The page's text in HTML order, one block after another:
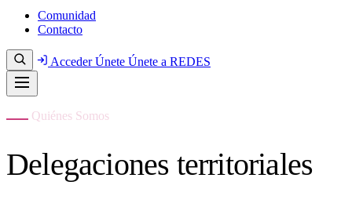
Comunidad
Contacto
AccederÚnete Únete a REDES
Quiénes Somos
Delegaciones territoriales